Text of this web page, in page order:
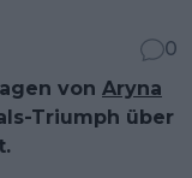
0
von Aryna
Triumph über